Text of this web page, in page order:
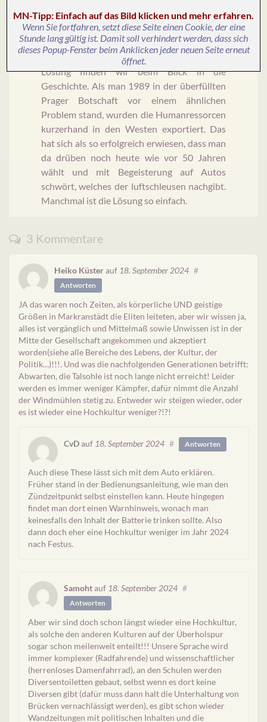
fehlt ein Endlager. Also wohin mit der
aufgegebenen Brut?
MN-Tipp für die ganze Gesellschaft:Die
Lösung finden wir beim Blick in die
Geschichte. Als man 1989 in der überfüllten
Prager Botschaft vor einem ähnlichen
Problem stand, wurden die Humanressorcen
kurzerhand in den Westen exportiert. Das
hat sich als so erfolgreich erwiesen, dass man
da drüben noch heute wie vor 50 Jahren
wählt und mit Begeisterung auf Autos
schwört, welches der luftschleusen nachgibt.
Manchmal ist die Lösung so einfach.
3 Kommentare
Heiko Küsterauf 18. September 2024 #
Antworten
JA das waren noch Zeiten, als körperliche UND geistige
Größen in Markranstädt die Eliten leiteten, aber wir wissen ja,
alles ist vergänglich und Mittelmaß sowie Unwissen ist in der
Mitte der Gesellschaft angekommen und akzeptiert
worden(siehe alle Bereiche des Lebens, der Kultur, der
Politik…)!!!. Und was die nachfolgenden Generationen betrifft:
Abwarten, die Talsohle ist noch lange nicht erreicht! Leider
werden es immer weniger Kämpfer, dafür nimmt die Anzahl
der Windmühlen stetig zu. Entweder wir steigen wieder, oder
es ist wieder eine Hochkultur weniger?!?!
CvDauf 18. September 2024 # Antworten
Auch diese These lässt sich mit dem Auto erklären.
Früher stand in der Bedienungsanleitung, wie man den
Zündzeitpunkt selbst einstellen kann. Heute hingegen
findet man dort einen Warnhinweis, wonach man
keinesfalls den Inhalt der Batterie trinken sollte. Also
dann doch eher eine Hochkultur weniger im Jahr 2024
nach Festus.
Samohtauf 18. September 2024 #
Antworten
Aber wir sind doch schon längst wieder eine Hochkultur,
als solche den anderen Kulturen auf der Überholspur
sogar schon meilenweit enteilt!!! Unsere Sprache wird
immer komplexer (Radfahrende) und wissenschaftlicher
(herrenloses Damenfahrrad), an den Schulen werden
Diversentoiletten gebaut, selbst wenn es dort keine
Diversen gibt (dafür muss dann halt die Unterhaltung von
Brücken vernachlässigt werden), es gibt schon wieder
Wandzeitungen mit politischen Inhalten und die
MN-Tipp: Einfach auf das Bild klicken und mehr erfahren.
Wenn Sie fortfahren, setzt diese Seite einen Cookie, der eine
Stunde lang gültig ist. Damit soll verhindert werden, dass sich
dieses Popup-Fenster beim Anklicken jeder neuen Seite erneut
öffnet.